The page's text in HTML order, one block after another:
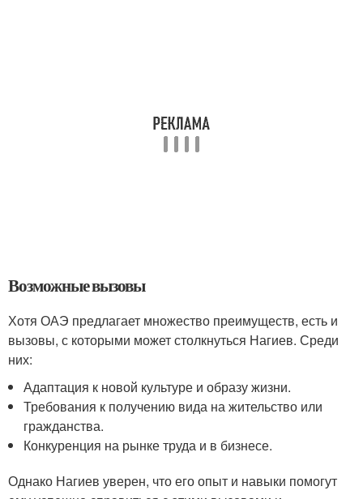
Возможные вызовы
Хотя ОАЭ предлагает множество преимуществ, есть и
вызовы, с которыми может столкнуться Нагиев. Среди
них:
Адаптация к новой культуре и образу жизни.
Требования к получению вида на жительство или
гражданства.
Конкуренция на рынке труда и в бизнесе.
Однако Нагиев уверен, что его опыт и навыки помогут